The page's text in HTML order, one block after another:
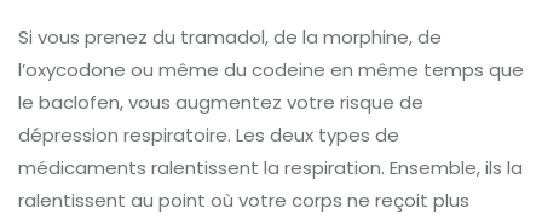
Si vous prenez du tramadol, de la morphine, de
l’oxycodone ou même du codeine en même temps que
le baclofen, vous augmentez votre risque de
dépression respiratoire. Les deux types de
médicaments ralentissent la respiration. Ensemble, ils la
ralentissent au point où votre corps ne reçoit plus